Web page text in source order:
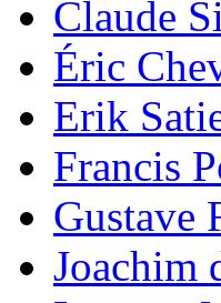
Claude
Éric
Erik
Francis
Gustave
Joachim